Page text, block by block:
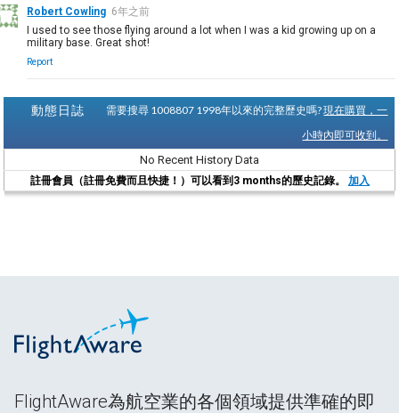
Robert Cowling 6年之前
I used to see those flying around a lot when I was a kid growing up on a
military base. Great shot!
Report
動態日誌 需要搜尋 1008807 1998年以來的完整歷史嗎?現在購買，一
小時內即可收到。
No Recent History Data
註冊會員（註冊免費而且快捷！）可以看到3 months的歷史記錄。 加入
FlightAware為航空業的各個領域提供準確的即